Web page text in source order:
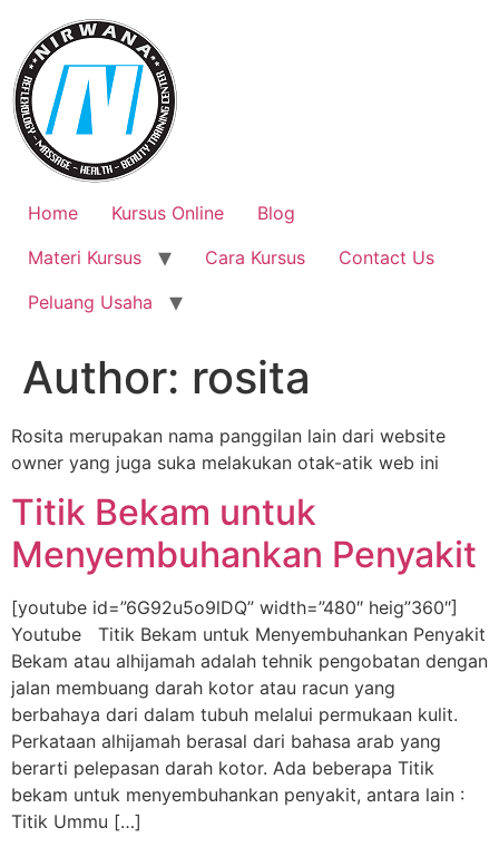
content
Home Kursus Online
Blog
Materi Kursus
Cara Kursus
Contact Us
Peluang Usaha
Author: rosita
Rosita merupakan nama panggilan lain dari website
owner yang juga suka melakukan otak-atik web ini
Titik Bekam untuk
Menyembuhankan Penyakit
[youtube id=”6G92u5o9lDQ” width=”480″ heig”360″]
Youtube Titik Bekam untuk Menyembuhankan Penyakit
Bekam atau alhijamah adalah tehnik pengobatan dengan
jalan membuang darah kotor atau racun yang
berbahaya dari dalam tubuh melalui permukaan kulit.
Perkataan alhijamah berasal dari bahasa arab yang
berarti pelepasan darah kotor. Ada beberapa Titik
bekam untuk menyembuhankan penyakit, antara lain :
Titik Ummu […]